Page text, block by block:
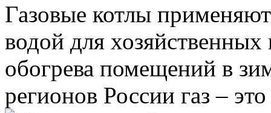
Газовые котлы
водой для
обогрева помещений в
регионов России газ –